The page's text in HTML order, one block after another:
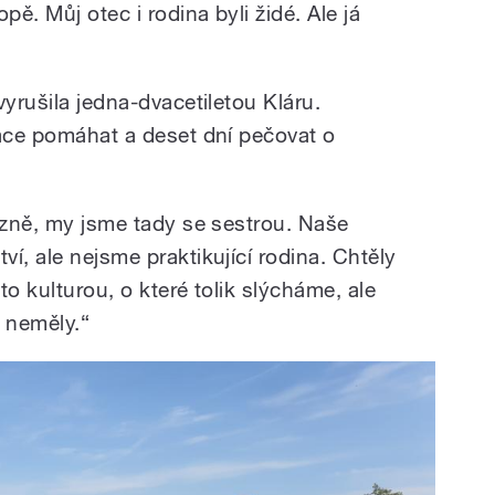
Můj otec i rodina byli židé. Ale já
jedna-dvacetiletou Kláru.
pomáhat a deset dní pečovat o
my jsme tady se sestrou. Naše
ale nejsme praktikující rodina. Chtěly
kulturou, o které tolik slýcháme, ale